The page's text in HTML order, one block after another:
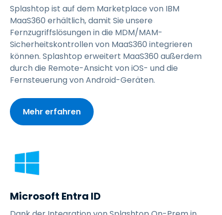
Splashtop ist auf dem Marketplace von IBM
MaaS360 erhältlich, damit Sie unsere
Fernzugriffslösungen in die MDM/MAM-
Sicherheitskontrollen von MaaS360 integrieren
können. Splashtop erweitert MaaS360 außerdem
durch die Remote-Ansicht von iOS- und die
Fernsteuerung von Android-Geräten.
Mehr erfahren
Microsoft Entra ID